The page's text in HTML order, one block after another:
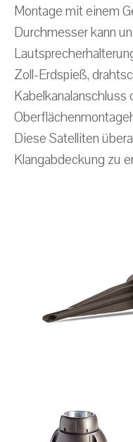
Montage mit einem
Durchmesser kann
Zoll-Erdspieß,
Kabelkanalanschluss
Diese Satelliten
Klangabdeckung zu